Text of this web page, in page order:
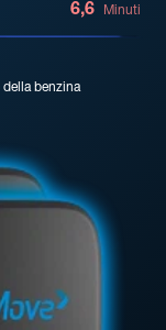
6,6 Minuti
benzina